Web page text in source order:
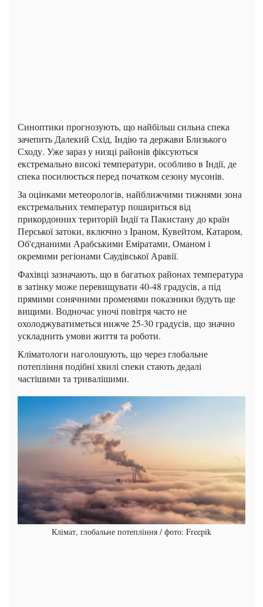
Синоптики прогнозують, що найбільш сильна спека
зачепить Далекий Схід, Індію та держави Близького
Сходу. Уже зараз у низці районів фіксуються
екстремально високі температури, особливо в Індії, де
спека посилюється перед початком сезону мусонів.
За оцінками метеорологів, найближчими тижнями зона
екстремальних температур пошириться від
прикордонних територій Індії та Пакистану до країн
Перської затоки, включно з Іраном, Кувейтом, Катаром,
Об'єднаними Арабськими Еміратами, Оманом і
окремими регіонами Саудівської Аравії.
Фахівці зазначають, що в багатьох районах температура
в затінку може перевищувати 40-48 градусів, а під
прямими сонячними променями показники будуть ще
вищими. Водночас уночі повітря часто не
охолоджуватиметься нижче 25-30 градусів, що значно
ускладнить умови життя та роботи.
Кліматологи наголошують, що через глобальне
потепління подібні хвилі спеки стають дедалі
частішими та тривалішими.
Клімат, глобальне потепління / фото: Freepik